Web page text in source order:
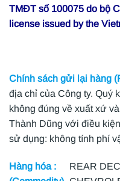
TMĐT số 100075 do bộ
license issued by the
Chính sách gửi lại hàng
địa chỉ của Công ty. Quý
không đúng về xuất xứ
Thành Dũng với điều
sử dụng: không tính phí
Hàng hóa :
REAR